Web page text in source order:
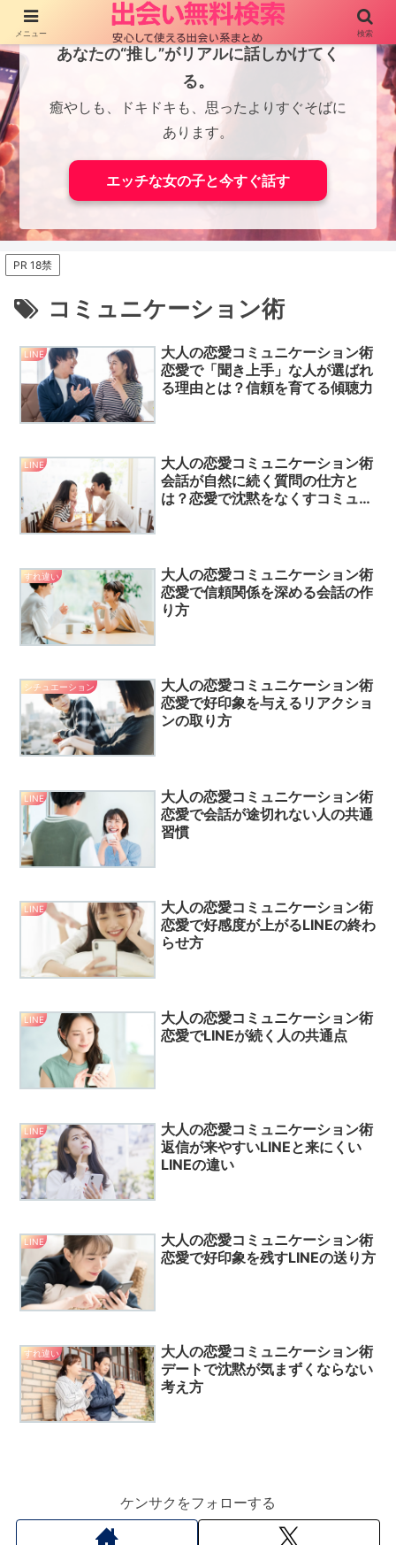
あなたの“推し”がリアルに話しかけてく
る。
癒やしも、ドキドキも、思ったよりすぐそばに
あります。
エッチな女の子と今すぐ話す
PR 18禁
コミュニケーション術
LINE
大人の恋愛コミュニケーション術
恋愛で「聞き上手」な人が選ばれ
る理由とは？信頼を育てる傾聴力
LINE
大人の恋愛コミュニケーション術
会話が自然に続く質問の仕方と
は？恋愛で沈黙をなくすコミュニ
すれ違い
大人の恋愛コミュニケーション術
恋愛で信頼関係を深める会話の作
り方
シチュエーション
大人の恋愛コミュニケーション術
恋愛で好印象を与えるリアクショ
ンの取り方
LINE
大人の恋愛コミュニケーション術
恋愛で会話が途切れない人の共通
習慣
LINE
大人の恋愛コミュニケーション術
恋愛で好感度が上がるLINEの終わ
らせ方
LINE
大人の恋愛コミュニケーション術
恋愛でLINEが続く人の共通点
LINE
大人の恋愛コミュニケーション術
返信が来やすいLINEと来にくい
LINEの違い
LINE
大人の恋愛コミュニケーション術
恋愛で好印象を残すLINEの送り方
すれ違い
大人の恋愛コミュニケーション術
デートで沈黙が気まずくならない
考え方
ケンサクをフォローする
メニュー 検索